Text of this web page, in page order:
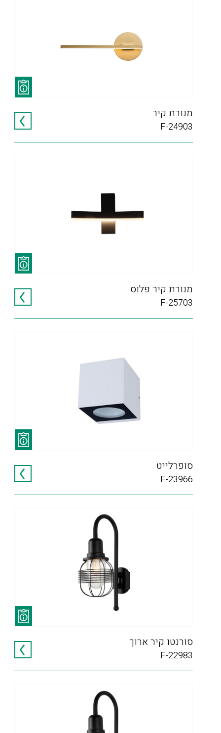
מנורת קיר
F-24903
מנורת קיר פלוס
F-25703
סופרלייט
F-23966
סורנטו קיר ארוך
F-22983